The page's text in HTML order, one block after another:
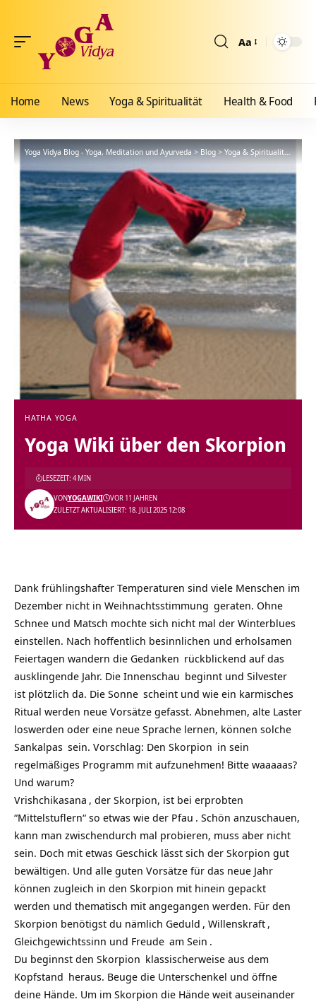
Aa
Home News Yoga & Spiritualität Health & Food
Yoga Vidya Blog - Yoga, Meditation und Ayurveda>Blog>Yoga & Spiritualität >
HATHA YOGA
Yoga Wiki über den Skorpion
ZULETZT AKTUALISIERT: 18. JULI 2025 12:08
VONYOGAWIKI VOR 11 JAHREN
LESEZEIT: 4 MIN
Dank frühlingshafter Temperaturen sind viele Menschen im
Dezember nicht in Weihnachtsstimmung geraten. Ohne
Schnee und Matsch mochte sich nicht mal der Winterblues
einstellen. Nach hoffentlich besinnlichen und erholsamen
Feiertagen wandern die Gedanken rückblickend auf das
ausklingende Jahr. Die Innenschau beginnt und Silvester
ist plötzlich da. Die Sonne scheint und wie ein karmisches
Ritual werden neue Vorsätze gefasst. Abnehmen, alte Laster
loswerden oder eine neue Sprache lernen, können solche
Sankalpas sein. Vorschlag: Den Skorpion in sein
regelmäßiges Programm mit aufzunehmen! Bitte waaaaas?
Und warum?
Vrishchikasana , der Skorpion, ist bei erprobten
“Mittelstuflern“ so etwas wie der Pfau . Schön anzuschauen,
kann man zwischendurch mal probieren, muss aber nicht
sein. Doch mit etwas Geschick lässt sich der Skorpion gut
bewältigen. Und alle guten Vorsätze für das neue Jahr
können zugleich in den Skorpion mit hinein gepackt
werden und thematisch mit angegangen werden. Für den
Skorpion benötigst du nämlich Geduld , Willenskraft ,
Gleichgewichtssinn und Freude am Sein .
Du beginnst den Skorpion klassischerweise aus dem
Kopfstand heraus. Beuge die Unterschenkel und öffne
deine Hände. Um im Skorpion die Hände weit auseinander